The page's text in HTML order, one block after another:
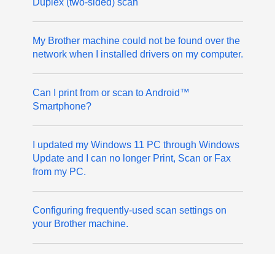
Duplex (two-sided) scan
My Brother machine could not be found over the
network when I installed drivers on my computer.
Can I print from or scan to Android™
Smartphone?
I updated my Windows 11 PC through Windows
Update and I can no longer Print, Scan or Fax
from my PC.
Configuring frequently-used scan settings on
your Brother machine.